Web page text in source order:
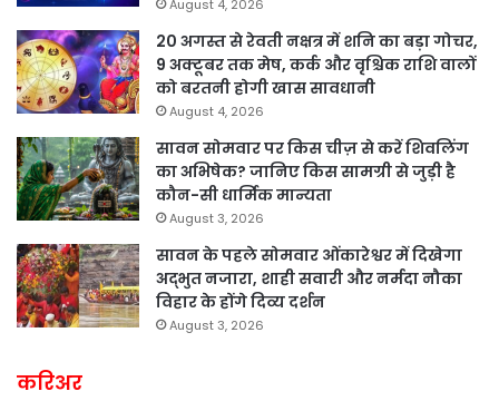
August 4, 2026
20 अगस्त से रेवती नक्षत्र में शनि का बड़ा गोचर,
9 अक्टूबर तक मेष, कर्क और वृश्चिक राशि वालों
को बरतनी होगी खास सावधानी
August 4, 2026
सावन सोमवार पर किस चीज़ से करें शिवलिंग
का अभिषेक? जानिए किस सामग्री से जुड़ी है
कौन-सी धार्मिक मान्यता
August 3, 2026
सावन के पहले सोमवार ओंकारेश्वर में दिखेगा
अद्भुत नजारा, शाही सवारी और नर्मदा नौका
विहार के होंगे दिव्य दर्शन
August 3, 2026
करिअर